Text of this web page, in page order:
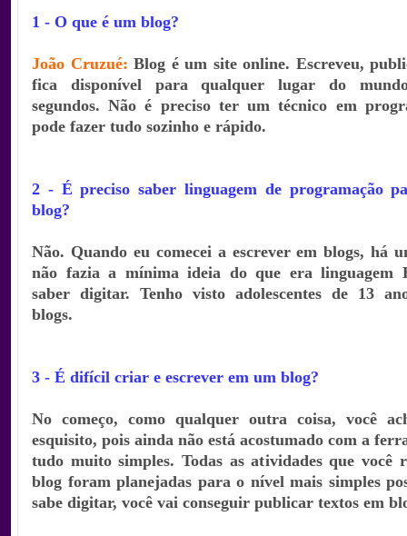
1 - O que é um blog?
João Cruzué: Blog é um site online. Escreveu,
fica disponível para qualquer lugar do
segundos. Não é preciso ter um técnico em
pode fazer tudo sozinho e rápido.
2 - É preciso saber linguagem de programação
blog?
Não. Quando eu comecei a escrever em blogs, há
não fazia a mínima ideia do que era linguagem
saber digitar. Tenho visto adolescentes de 13
blogs.
3 - É difícil criar e escrever em um blog?
No começo, como qualquer outra coisa, você
esquisito, pois ainda não está acostumado com a
tudo muito simples. Todas as atividades que você
blog foram planejadas para o nível mais simples
sabe digitar, você vai conseguir publicar textos em